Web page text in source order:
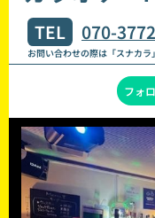
TEL 070-
お問い合わせの際は「スナカ
フォ